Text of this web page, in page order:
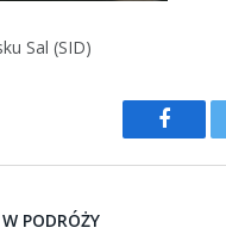
Sal (SID)
PODRÓŻY